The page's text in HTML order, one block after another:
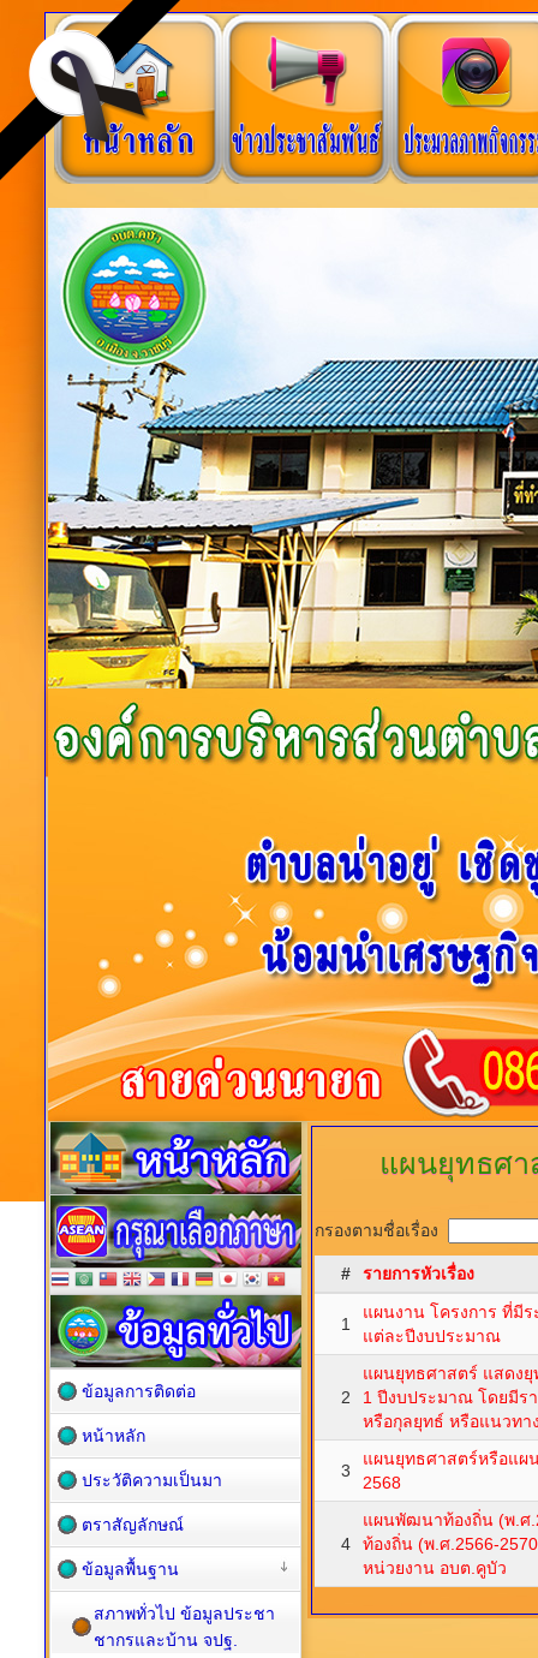
แผนยุทธศ
กรองตามชื่อเรื่อง
# รายการหัวเรื่อง
1
แผนงาน โครงการ ที่มี
แต่ละปีงบประมาณ
2
แผนยุทธศาสตร์ แสดง
1 ปีงบประมาณ โดยมีร
หรือกุลยุทธ์ หรือแนวทา
3
แผนยุทธศาสตร์หรือแ
2568
4
แผนพัฒนาท้องถิ่น (พ.ศ
ท้องถิ่น (พ.ศ.2566-
หน่วยงาน อบต.คูบัว
ข้อมูลการติดต่อ
หน้าหลัก
ประวัติความเป็นมา
ตราสัญลักษณ์
ข้อมูลพื้นฐาน
สภาพทั่วไป ข้อมูลประชา
ชากรและบ้าน จปฐ.